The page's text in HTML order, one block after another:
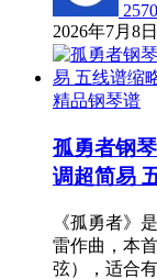
2026年7月8日
精品钢琴谱
孤勇者钢
调超简易
《孤勇者》
雷作曲，本
弦），适合